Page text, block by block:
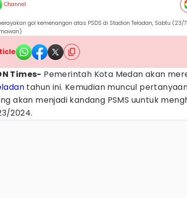
Channel
gol kemenangan atas PSDS di Stadion Teladan, Sabtu
Times- Pemerintah Kota Medan akan
tahun ini. Kemudian muncul
akan menjadi kandang PSMS uuntuk
2024.